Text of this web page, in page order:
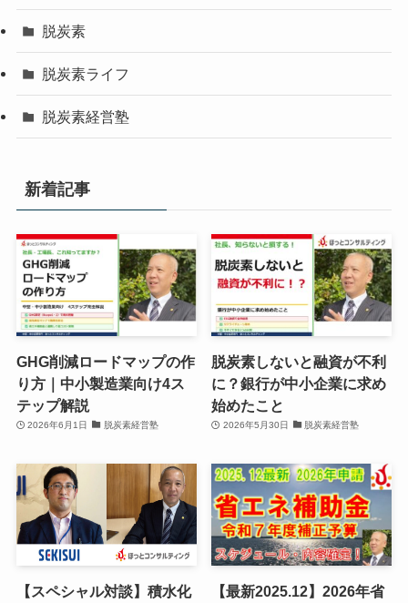
脱炭素
脱炭素ライフ
脱炭素経営塾
新着記事
GHG削減ロードマップの作
り方｜中小製造業向け4ス
テップ解説
2026年6月1日 脱炭素経営塾
脱炭素しないと融資が不利
に？銀行が中小企業に求め
始めたこと
2026年5月30日 脱炭素経営塾
【スペシャル対談】積水化
【最新2025.12】2026年省